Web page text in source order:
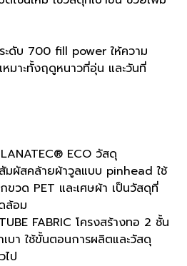
ดับ 700 fill power ให้ความ
มาะทั้งฤดูหนาวที่อุ่น และวันที่
ECO วัสดุ
มผัสคล้ายผ้าวูลแบบ pinhead ใช้
กขวด PET และเศษผ้า เป็นวัสดุที่
ล้อม
FABRIC โครงสร้างทอ 2 ชั้น
บา ใช้ขั้นตอนการผลิตและวัสดุ
ไป